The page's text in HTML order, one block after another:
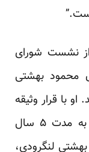
بعد از نشست شورای
محمود بهشتی
با قرار وثیقه
از زندان آزاد و به ۱۰ سال حبس که به مدت ۵ سال
لنگرودی،